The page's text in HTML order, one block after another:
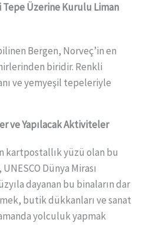
Tepe Üzerine Kurulu Liman
Bergen, Norveç’in en
biridir. Renkli
ve yemyeşil tepeleriyle
ve Yapılacak Aktiviteler
kartpostallık yüzü olan bu
Dünya Mirası
dayanan bu binaların dar
butik dükkanları ve sanat
yolculuk yapmak